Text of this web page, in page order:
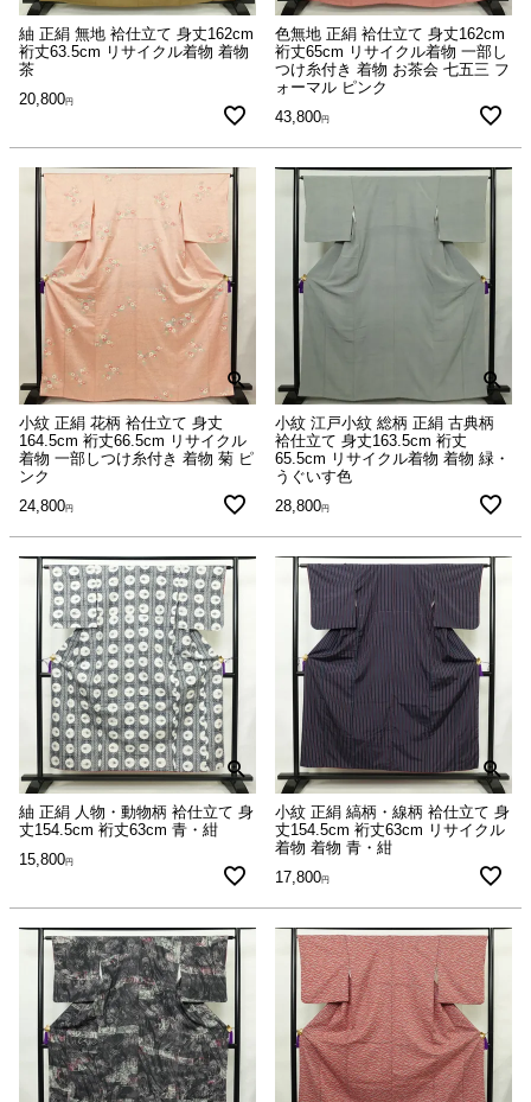
紬 正絹 無地 袷仕立て 身丈162cm
裄丈63.5cm リサイクル着物 着物
茶
20,800
色無地 正絹 袷仕立て 身丈162cm
裄丈65cm リサイクル着物 一部し
つけ糸付き 着物 お茶会 七五三 フ
ォーマル ピンク
43,800
小紋 正絹 花柄 袷仕立て 身丈
164.5cm 裄丈66.5cm リサイクル
着物 一部しつけ糸付き 着物 菊 ピ
ンク
24,800
小紋 江戸小紋 総柄 正絹 古典柄
袷仕立て 身丈163.5cm 裄丈
65.5cm リサイクル着物 着物 緑・
うぐいす色
28,800
紬 正絹 人物・動物柄 袷仕立て 身
丈154.5cm 裄丈63cm 青・紺
15,800
小紋 正絹 縞柄・線柄 袷仕立て 身
丈154.5cm 裄丈63cm リサイクル
着物 着物 青・紺
17,800